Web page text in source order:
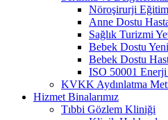
Nöroşirurji
Anne Dostu
Sağlık Turizmi
Bebek Dostu
Bebek Dostu
ISO 50001
KVKK Aydınlatma
Hizmet Binalarımız
Tıbbi Gözlem Kliniği